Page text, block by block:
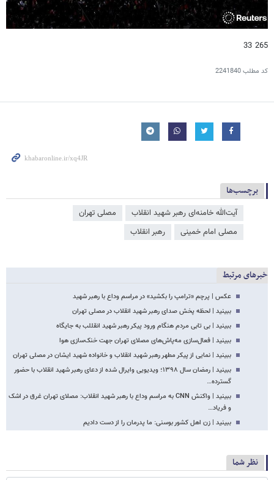
265 33
کد مطلب2241840
برچسب‌ها
آیت‌الله خامنه‌ای رهبر شهید انقلاب
مصلی تهران
مصلی امام خمینی
رهبر انقلاب
خبرهای مرتبط
عکس | پرچم «ترامپ را بکشید» در مراسم وداع با رهبر شهید
ببینید | لحظه پخش صدای رهبر شهید انقلاب در مصلی تهران
ببینید | بی تابی مردم هنگام ورود پیکر رهبر شهید انقللب به جایگاه
ببینید | فعال‌سازی مه‌پاش‌های مصلای تهران جهت خنک‌سازی هوا
ببینید | نمایی از پیکر مطهر رهبر شهید انقلاب و خانواده شهید ایشان در مصلی تهران
ببینید | رمضان سال ۱۳۹۸؛ ویدیویی وایرال شده از دعای رهبر شهید انقلاب با حضور
گسترده…
ببینید | واکنش CNN به مراسم وداع با رهبر شهید انقلاب: مصلای تهران غرق در اشک
و فریاد…
ببینید | زن اهل کشور بوسنی: ما پدرمان را از دست دادیم
نظر شما